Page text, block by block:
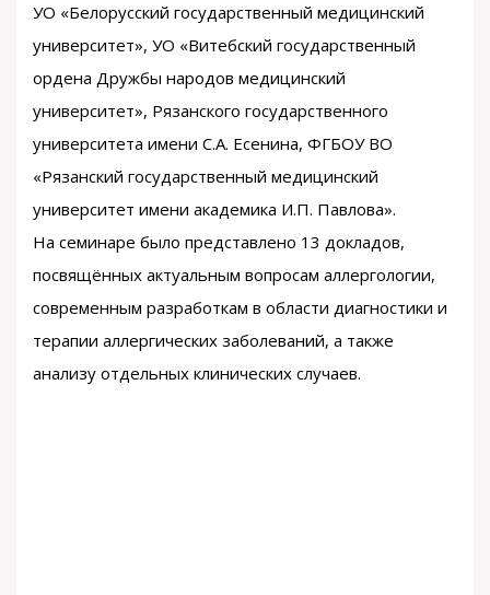
УО «Белорусский государственный медицинский
университет», УО «Витебский государственный
ордена Дружбы народов медицинский
университет», Рязанского государственного
университета имени С.А. Есенина, ФГБОУ ВО
«Рязанский государственный медицинский
университет имени академика И.П. Павлова».
На семинаре было представлено 13 докладов,
посвящённых актуальным вопросам аллергологии,
современным разработкам в области диагностики и
терапии аллергических заболеваний, а также
анализу отдельных клинических случаев.